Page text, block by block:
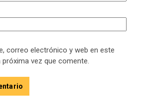
correo electrónico y web en este
próxima vez que comente.